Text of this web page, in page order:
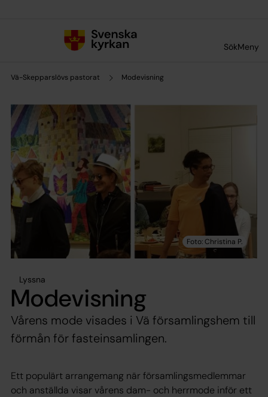
SökMeny
Vä-Skepparslövs pastorat Modevisning
Lyssna
Modevisning
Vårens mode visades i Vä församlingshem till
förmån för fasteinsamlingen.
Ett populärt arrangemang när församlingsmedlemmar
och anställda visar vårens dam- och herrmode inför ett